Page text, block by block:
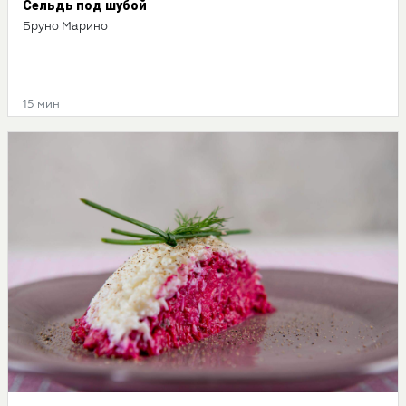
Сельдь под шубой
Бруно Марино
15 мин